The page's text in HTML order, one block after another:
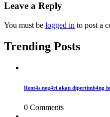
Leave a Reply
You must be logged in to post a
Trending Posts
Rent4s neg4ri akan dipertimb4ng
0 Comments